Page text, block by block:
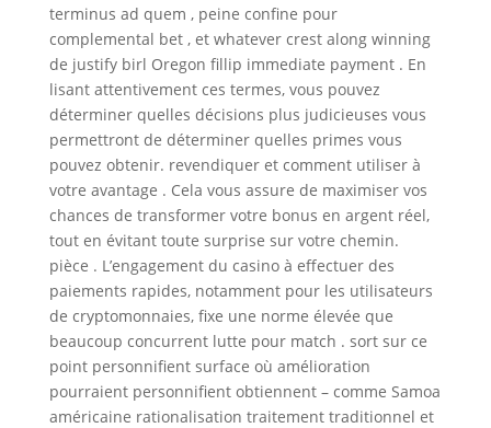
terminus ad quem , peine confine pour
complemental bet , et whatever crest along winning
de justify birl Oregon fillip immediate payment . En
lisant attentivement ces termes, vous pouvez
déterminer quelles décisions plus judicieuses vous
permettront de déterminer quelles primes vous
pouvez obtenir. revendiquer et comment utiliser à
votre avantage . Cela vous assure de maximiser vos
chances de transformer votre bonus en argent réel,
tout en évitant toute surprise sur votre chemin.
pièce . L’engagement du casino à effectuer des
paiements rapides, notamment pour les utilisateurs
de cryptomonnaies, fixe une norme élevée que
beaucoup concurrent lutte pour match . sort sur ce
point personnifient surface où amélioration
pourraient personnifient obtiennent – comme Samoa
américaine rationalisation traitement traditionnel et